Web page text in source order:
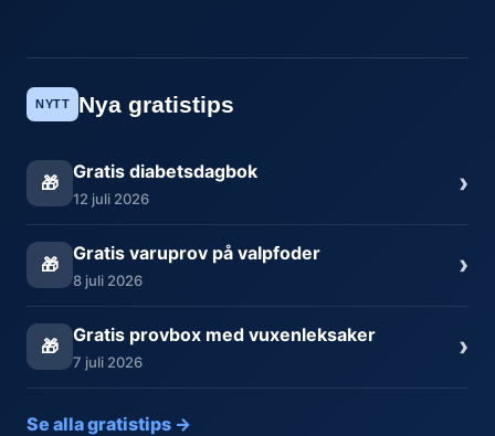
NYTT Nya gratistips
🎁
Gratis diabetsdagbok
12 juli 2026 ›
🎁
Gratis varuprov på valpfoder
8 juli 2026 ›
🎁
Gratis provbox med vuxenleksaker
7 juli 2026 ›
Se alla gratistips →